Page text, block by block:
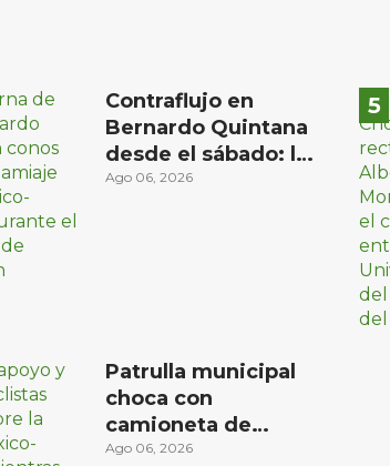
Contraflujo en
Bernardo Quintana
desde el sábado: la
etapa más compleja
Ago 06, 2026
Patrulla municipal
choca con
camioneta de
peregrinos ciclistas
Ago 06, 2026